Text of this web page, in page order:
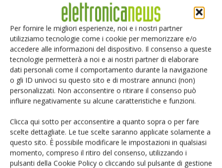
Per fornire le migliori esperienze, noi e i nostri partner
utilizziamo tecnologie come i cookie per memorizzare e/o
accedere alle informazioni del dispositivo. Il consenso a queste
tecnologie permetterà a noi e ai nostri partner di elaborare
dati personali come il comportamento durante la navigazione
o gli ID univoci su questo sito e di mostrare annunci (non)
personalizzati. Non acconsentire o ritirare il consenso può
influire negativamente su alcune caratteristiche e funzioni.
Clicca qui sotto per acconsentire a quanto sopra o per fare
scelte dettagliate. Le tue scelte saranno applicate solamente a
questo sito. È possibile modificare le impostazioni in qualsiasi
momento, compreso il ritiro del consenso, utilizzando i
pulsanti della Cookie Policy o cliccando sul pulsante di gestione
Sette anni di presentazioni
Selezione di elettronica